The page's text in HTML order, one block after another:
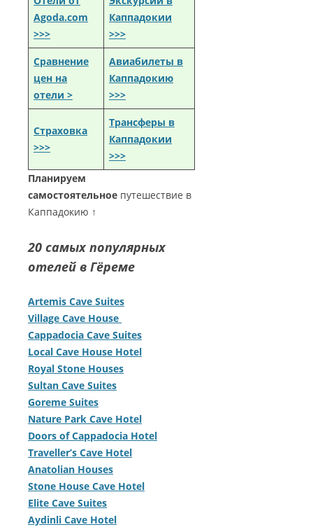
Agoda.com
>>>
Каппадокии
>>>
Сравнение
цен на
отели >
Авиабилеты в
Каппадокию
>>>
Страховка
>>>
Трансферы в
Каппадокии
>>>
Планируем
самостоятельное путешествие в
Каппадокию ↑
20 самых популярных
отелей в Гёреме
Artemis Cave Suites
Village Cave House
Cappadocia Cave Suites
Local Cave House Hotel
Royal Stone Houses
Sultan Cave Suites
Goreme Suites
Nature Park Cave Hotel
Doors of Cappadocia Hotel
Traveller’s Cave Hotel
Anatolian Houses
Stone House Cave Hotel
Elite Cave Suites
Aydinli Cave Hotel